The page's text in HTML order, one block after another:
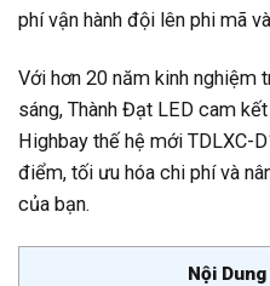
phí vận hành đội lên phi mã
Với hơn 20 năm kinh nghiệm
sáng, Thành Đạt LED cam
Highbay thế hệ mới TDLXC-
điểm, tối ưu hóa chi phí và
của bạn.
Nội